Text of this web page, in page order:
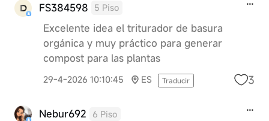
FS384598 5 Piso
Excelente idea el triturador de basura
orgánica y muy práctico para generar
compost para las plantas
29-4-2026 10:10:45 ES Traducir 3
Nebur692 6 Piso